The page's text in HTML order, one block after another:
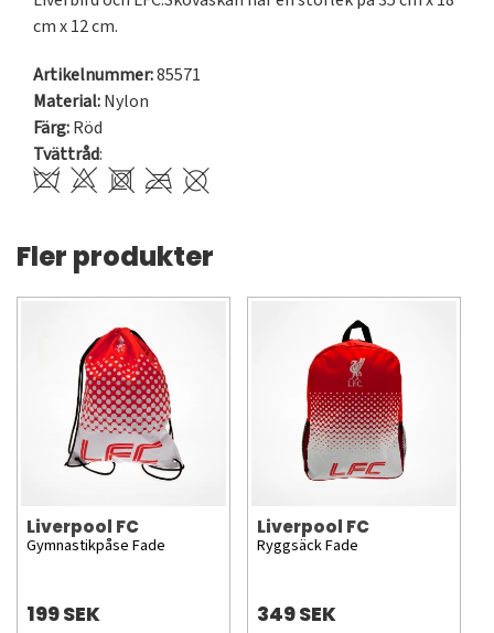
cm x 12 cm.
Artikelnummer:85571
Material:Nylon
Färg:Röd
Tvättråd:
Fler produkter
Liverpool FC
Gymnastikpåse Fade
199 SEK
Liverpool FC
Ryggsäck Fade
349 SEK